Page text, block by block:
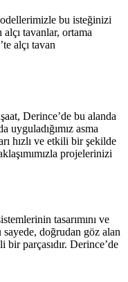
bu isteğinizi
tavanlar, ortama
alçı tavan
Derince’de bu alanda
uyguladığımız asma
hızlı ve etkili bir şekilde
projelerinizi
tasarımını ve
sayede, doğrudan göz alan
parçasıdır. Derince’de